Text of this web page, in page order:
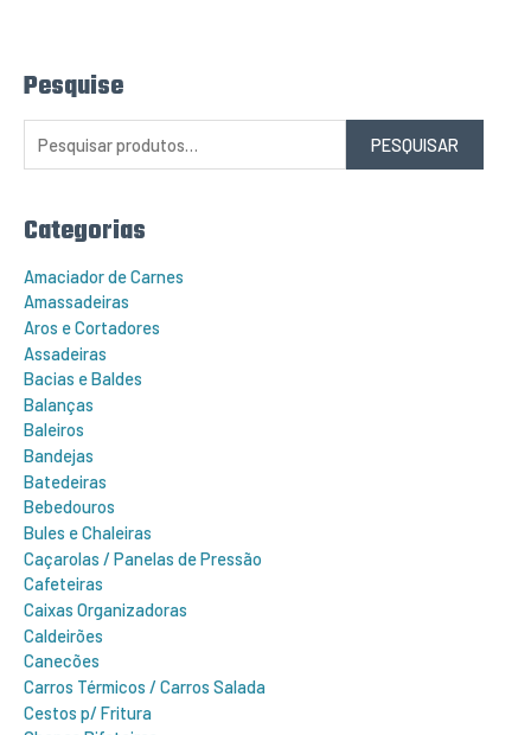
Pesquise
P
e
i
p
:
PESQUISAR
Categorias
Amaciador de Carnes
Amassadeiras
Aros e Cortadores
Assadeiras
Bacias e Baldes
Balanças
Baleiros
Bandejas
Batedeiras
Bebedouros
Bules e Chaleiras
Caçarolas / Panelas de Pressão
Cafeteiras
Caixas Organizadoras
Caldeirões
Canecões
Carros Térmicos / Carros Salada
Cestos p/ Fritura